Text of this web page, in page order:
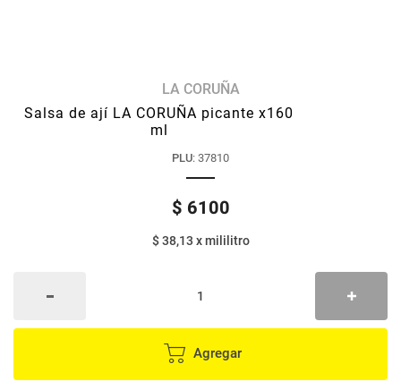
LA CORUÑA
Salsa de ají LA CORUÑA picante x160
ml
PLU: 37810
$ 6100
$ 38,13 xmililitro
Agregar